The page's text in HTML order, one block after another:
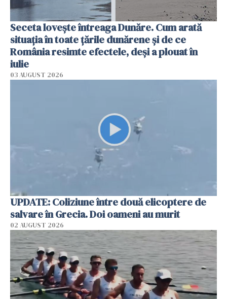
Seceta lovește întreaga Dunăre. Cum arată
situația în toate țările dunărene și de ce
România resimte efectele, deși a plouat în
iulie
03 AUGUST 2026
UPDATE: Coliziune între două elicoptere de
salvare în Grecia. Doi oameni au murit
02 AUGUST 2026